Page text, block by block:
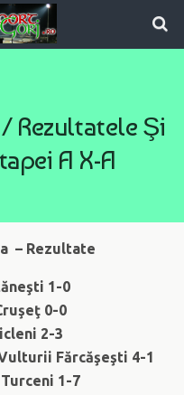
Rezultatele Şi
A X-A
– Rezultate
1-0
0-0
2-3
Fărcăşeşti 4-1
1-7